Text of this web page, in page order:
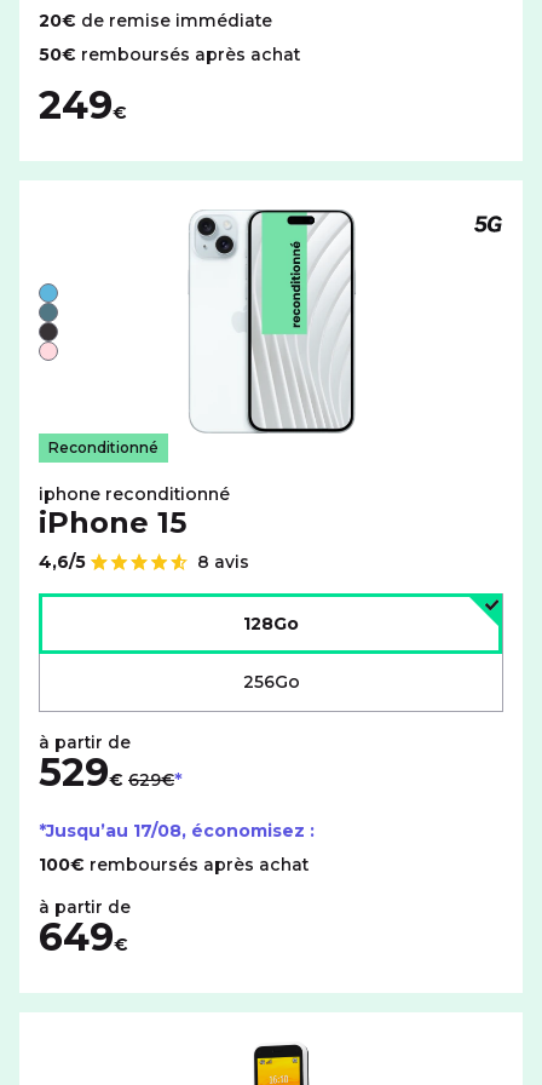
20€ de remise immédiate
50€ remboursés après achat
249€
Liste de couleurs disponibles pour le iPhone
Bleu
Vert
Noir
Rose
Reconditionné
iphone reconditionné
iPhone 15
Note de
4,6/5
8 avis
128Go
256Go
529€ 629€
*Jusqu’au 17/08, économisez :
100€ remboursés après achat
649€